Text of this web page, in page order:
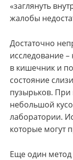
«заглянуть
жалобы
Достаточно
исследование
в кишечник и
состояние
пузырьков.
небольшой
лаборатории.
которые могут
Еще один метод